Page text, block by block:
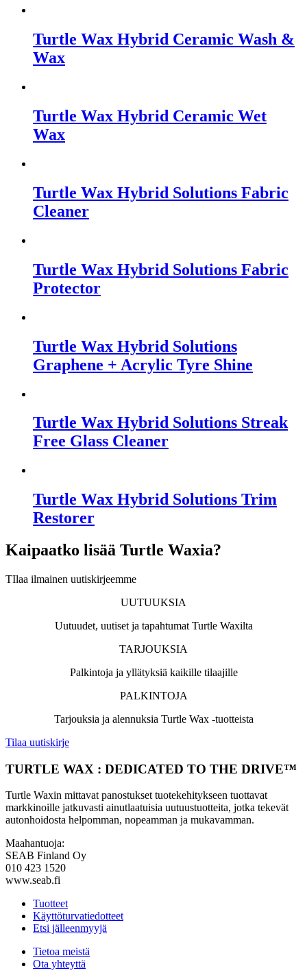
Turtle Wax Hybrid Ceramic Wash &
Wax
Turtle Wax Hybrid Ceramic Wet
Wax
Turtle Wax Hybrid Solutions Fabric
Cleaner
Turtle Wax Hybrid Solutions Fabric
Protector
Turtle Wax Hybrid Solutions
Graphene + Acrylic Tyre Shine
Turtle Wax Hybrid Solutions Streak
Free Glass Cleaner
Turtle Wax Hybrid Solutions Trim
Restorer
Kaipaatko lisää Turtle Waxia?
TIlaa ilmainen uutiskirjeemme
UUTUUKSIA
Uutuudet, uutiset ja tapahtumat Turtle Waxilta
TARJOUKSIA
Palkintoja ja yllätyksiä kaikille tilaajille
PALKINTOJA
Tarjouksia ja alennuksia Turtle Wax -tuotteista
Tilaa uutiskirje
TURTLE WAX : DEDICATED TO THE DRIVE™
Turtle Waxin mittavat panostukset tuotekehitykseen tuottavat
markkinoille jatkuvasti ainutlaatuisia uutuustuotteita, jotka tekevät
autonhoidosta helpomman, nopeamman ja mukavamman.
Maahantuoja:
SEAB Finland Oy
010 423 1520
www.seab.fi
Tuotteet
Käyttöturvatiedotteet
Etsi jälleenmyyjä
Tietoa meistä
Ota yhteyttä